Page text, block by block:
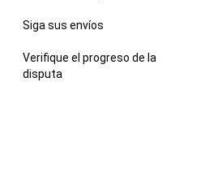
Siga sus envíos
Verifique el progreso de la
disputa